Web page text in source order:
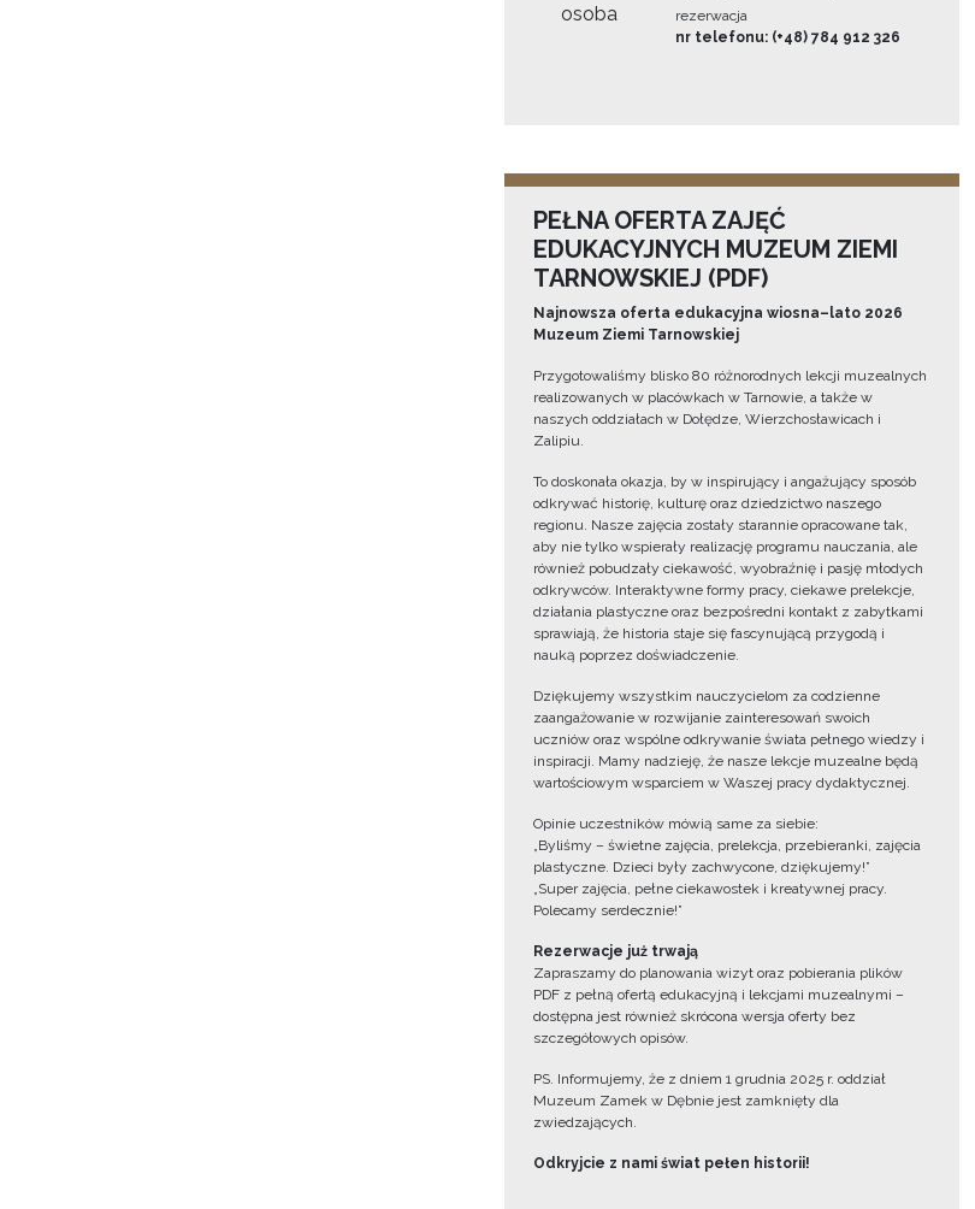
osoba
rezerwacja
nr telefonu: (+48) 784 912 326
PEŁNA OFERTA ZAJĘĆ
EDUKACYJNYCH MUZEUM ZIEMI
TARNOWSKIEJ (PDF)
Najnowsza oferta edukacyjna wiosna–lato 2026
Muzeum Ziemi Tarnowskiej
Przygotowaliśmy blisko 80 różnorodnych lekcji muzealnych
realizowanych w placówkach w Tarnowie, a także w
naszych oddziałach w Dołędze, Wierzchosławicach i
Zalipiu.
To doskonała okazja, by w inspirujący i angażujący sposób
odkrywać historię, kulturę oraz dziedzictwo naszego
regionu. Nasze zajęcia zostały starannie opracowane tak,
aby nie tylko wspierały realizację programu nauczania, ale
również pobudzały ciekawość, wyobraźnię i pasję młodych
odkrywców. Interaktywne formy pracy, ciekawe prelekcje,
działania plastyczne oraz bezpośredni kontakt z zabytkami
sprawiają, że historia staje się fascynującą przygodą i
nauką poprzez doświadczenie.
Dziękujemy wszystkim nauczycielom za codzienne
zaangażowanie w rozwijanie zainteresowań swoich
uczniów oraz wspólne odkrywanie świata pełnego wiedzy i
inspiracji. Mamy nadzieję, że nasze lekcje muzealne będą
wartościowym wsparciem w Waszej pracy dydaktycznej.
Opinie uczestników mówią same za siebie:
„Byliśmy – świetne zajęcia, prelekcja, przebieranki, zajęcia
plastyczne. Dzieci były zachwycone, dziękujemy!”
„Super zajęcia, pełne ciekawostek i kreatywnej pracy.
Polecamy serdecznie!”
Rezerwacje już trwają
Zapraszamy do planowania wizyt oraz pobierania plików
PDF z pełną ofertą edukacyjną i lekcjami muzealnymi –
dostępna jest również skrócona wersja oferty bez
szczegółowych opisów.
PS. Informujemy, że z dniem 1 grudnia 2025 r. oddział
Muzeum Zamek w Dębnie jest zamknięty dla
zwiedzających.
Odkryjcie z nami świat pełen historii!